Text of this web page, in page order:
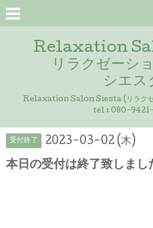
Relaxation
リラクゼーシ
シエス
Relaxation Salon Siesta (リラクゼ
tel : 080-
受付終了 2023-03-02 (木)
本日の受付は終了致しまし